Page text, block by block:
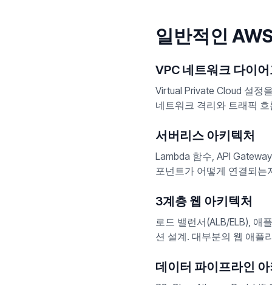
일반적인
VPC 네트워크 다이
Virtual Private Cloud 설정
네트워크 격리와 트래픽
서버리스 아키텍처
Lambda 함수, API
포넌트가 어떻게 연결되는
3계층 웹 아키텍처
로드 밸런서(ALB/ELB), 애
션 설계. 대부분의 웹 애플
데이터 파이프라인